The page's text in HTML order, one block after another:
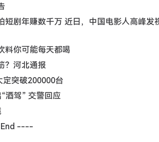
短剧年赚数千万 近日，中国电影人高峰
料你可能每天都喝
？河北通报
定突破200000台
酒驾” 交警回应
----